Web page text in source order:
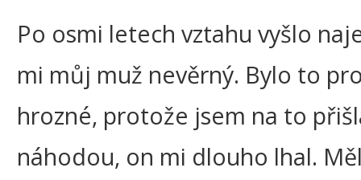
Po osmi letech vztahu vyšlo
mi můj muž nevěrný. Bylo to
hrozné, protože jsem na to
náhodou, on mi dlouho lhal.